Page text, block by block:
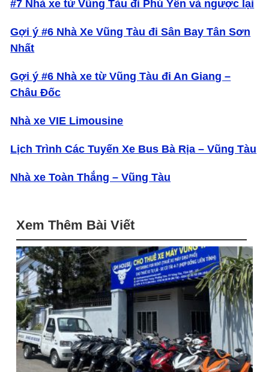
#7 Nhà xe từ Vũng Tàu đi Phú Yên và ngược lại
Gợi ý #6 Nhà Xe Vũng Tàu đi Sân Bay Tân Sơn
Nhất
Gợi ý #6 Nhà xe từ Vũng Tàu đi An Giang –
Châu Đốc
Nhà xe VIE Limousine
Lịch Trình Các Tuyến Xe Bus Bà Rịa – Vũng Tàu
Nhà xe Toàn Thắng – Vũng Tàu
Xem Thêm Bài Viết